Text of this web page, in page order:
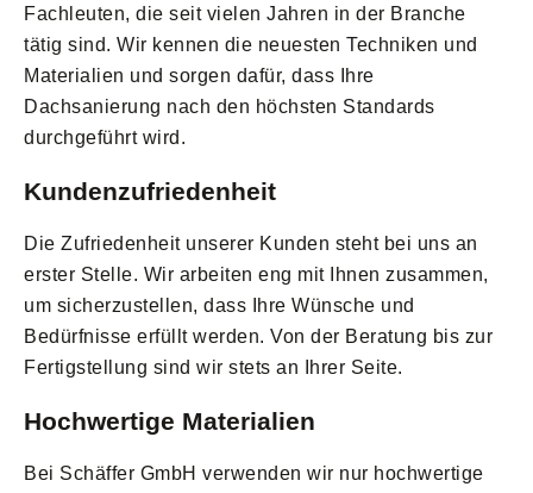
Fachleuten, die seit vielen Jahren in der Branche
tätig sind. Wir kennen die neuesten Techniken und
Materialien und sorgen dafür, dass Ihre
Dachsanierung nach den höchsten Standards
durchgeführt wird.
Kundenzufriedenheit
Die Zufriedenheit unserer Kunden steht bei uns an
erster Stelle. Wir arbeiten eng mit Ihnen zusammen,
um sicherzustellen, dass Ihre Wünsche und
Bedürfnisse erfüllt werden. Von der Beratung bis zur
Fertigstellung sind wir stets an Ihrer Seite.
Hochwertige Materialien
Bei Schäffer GmbH verwenden wir nur hochwertige